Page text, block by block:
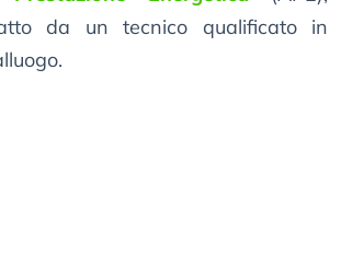
da un tecnico qualificato in